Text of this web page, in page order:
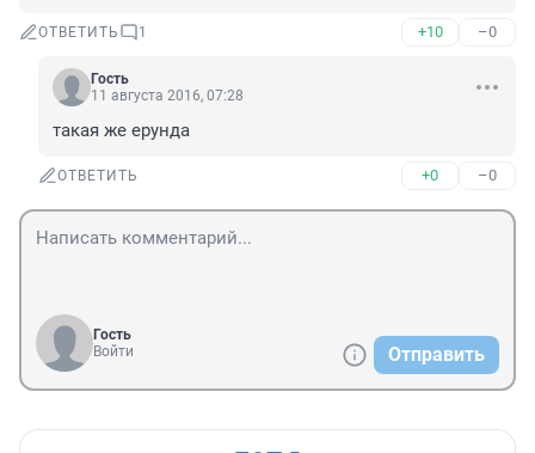
ОТВЕТИТЬ 1 +10 –0
Гость
11 августа 2016, 07:28
такая же ерунда
ОТВЕТИТЬ +0 –0
Гость
Войти
Отправить